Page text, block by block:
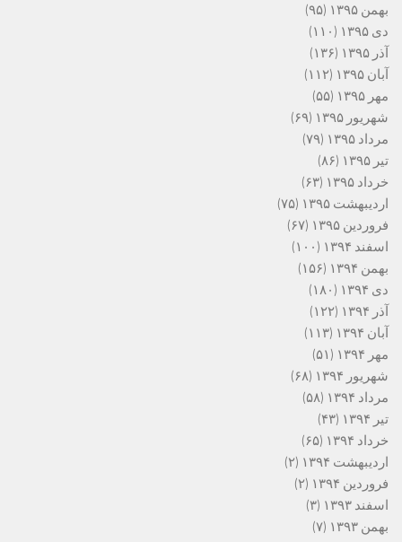
بهمن ۱۳۹۵
(۹۵)
دی ۱۳۹۵
(۱۱۰)
آذر ۱۳۹۵
(۱۳۶)
آبان ۱۳۹۵
(۱۱۲)
مهر ۱۳۹۵
(۵۵)
شهریور ۱۳۹۵
(۶۹)
مرداد ۱۳۹۵
(۷۹)
تیر ۱۳۹۵
(۸۶)
خرداد ۱۳۹۵
(۶۳)
اردیبهشت ۱۳۹۵
(۷۵)
فروردین ۱۳۹۵
(۶۷)
اسفند ۱۳۹۴
(۱۰۰)
بهمن ۱۳۹۴
(۱۵۶)
دی ۱۳۹۴
(۱۸۰)
آذر ۱۳۹۴
(۱۲۲)
آبان ۱۳۹۴
(۱۱۳)
مهر ۱۳۹۴
(۵۱)
شهریور ۱۳۹۴
(۶۸)
مرداد ۱۳۹۴
(۵۸)
تیر ۱۳۹۴
(۴۳)
خرداد ۱۳۹۴
(۶۵)
اردیبهشت ۱۳۹۴
(۲)
فروردین ۱۳۹۴
(۲)
اسفند ۱۳۹۳
(۳)
بهمن ۱۳۹۳
(۷)